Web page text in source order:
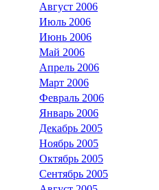
Август 2006
Июль 2006
Июнь 2006
Май 2006
Апрель 2006
Март 2006
Февраль 2006
Январь 2006
Декабрь 2005
Ноябрь 2005
Октябрь 2005
Сентябрь 2005